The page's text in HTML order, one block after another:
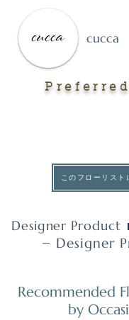
cucca
このフローリスト
Designer Product
− Designer
Recommended
by